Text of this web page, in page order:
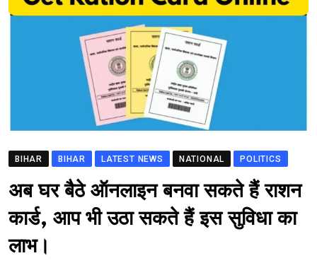
BIHAR BIHAR LATEST NEWS NATIONAL POLITICS
अब घर बैठे ऑनलाइन बनवा सकते हैं राशन
कार्ड, आप भी उठा सकते हैं इस सुविधा का
लाभ।